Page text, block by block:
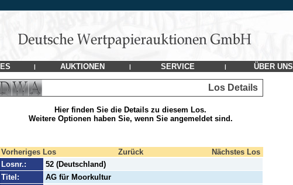
| AUKTIONEN | SERVICE | ÜBER UNS
Los Details
Hier finden Sie die Details zu diesem Los.
Weitere Optionen haben Sie, wenn Sie angemeldet sind.
Vorheriges Los Zurück
Nächstes Los
Losnr.:
52 (Deutschland)
Titel:
AG für Moorkultur